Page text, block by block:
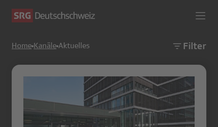
Home Kanäle Aktuelles Filter